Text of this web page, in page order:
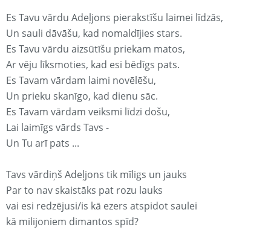
Es Tavu vārdu Adeļjons pierakstīšu laimei līdzās,
Un sauli dāvāšu, kad nomaldījies stars.
Es Tavu vārdu aizsūtīšu priekam matos,
Ar vēju līksmoties, kad esi bēdīgs pats.
Es Tavam vārdam laimi novēlēšu,
Un prieku skanīgo, kad dienu sāc.
Es Tavam vārdam veiksmi līdzi došu,
Lai laimīgs vārds Tavs -
Un Tu arī pats ...
Tavs vārdiņš Adeļjons tik mīligs un jauks
Par to nav skaistāks pat rozu lauks
vai esi redzējusi/is kā ezers atspidot saulei
kā milijoniem dimantos spīd?